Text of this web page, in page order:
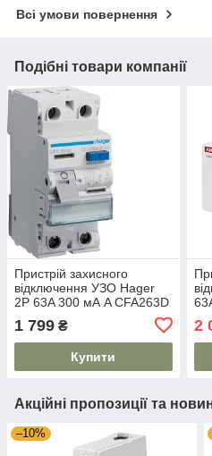
Всі умови повернення
Подібні товари компанії
Пристрій захисного
відключення УЗО Hager
2P 63A 300 мА A CFA263D
1 799 ₴
Купити
2
Акційні пропозиції та
–10%